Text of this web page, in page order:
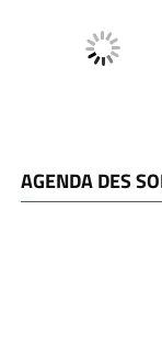
AGENDA DES